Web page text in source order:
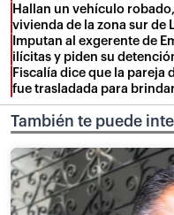
Hallan un vehículo
vivienda de la zona sur de
Imputan al exgerente de
ilícitas y piden su
Fiscalía dice que la pareja
fue trasladada para
También te puede